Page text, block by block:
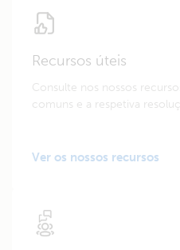
Recursos úteis
Consulte nos nossos
comuns e a respetiva
Ver os nossos recursos